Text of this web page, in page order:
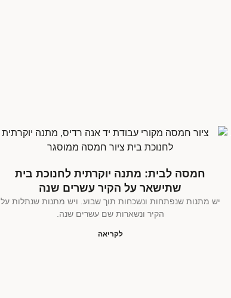
חמסה לבית: מתנה יוקרתית לחנוכת בית
שתישאר על הקיר עשרים שנה
יש מתנות שנפתחות ונשכחות תוך שבוע. ויש מתנות שנתלות על
הקיר ונשארות שם עשרים שנה.
לקריאה